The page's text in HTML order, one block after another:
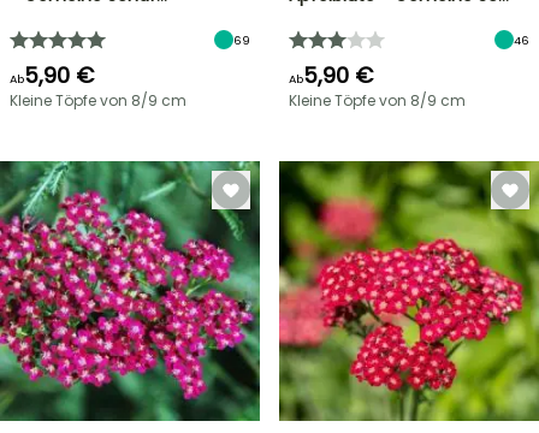
69
Ab5,90 €
Kleine Töpfe von 8/9 cm
46
Ab5,90 €
Kleine Töpfe von 8/9 cm